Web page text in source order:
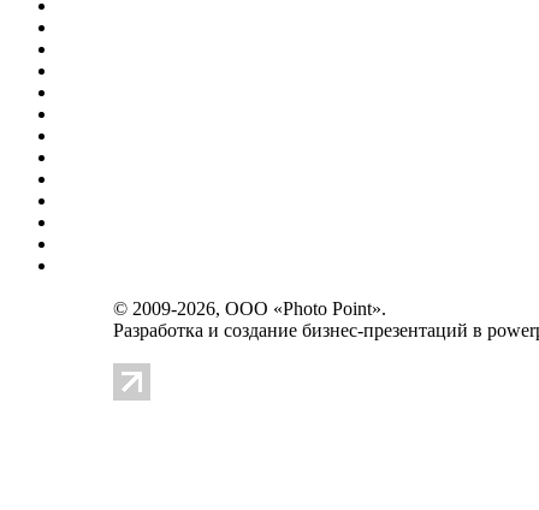
© 2009-2026, OOO «Photo Point».
Разработка и создание бизнес-презентаций в